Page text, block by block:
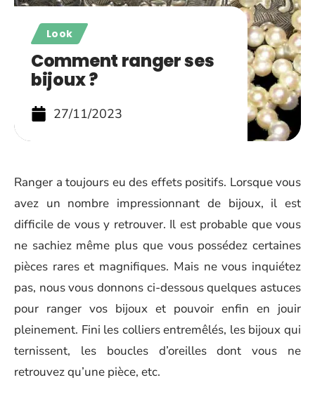
Look
Comment ranger ses
bijoux ?
27/11/2023
Ranger a toujours eu des effets positifs. Lorsque vous
avez un nombre impressionnant de bijoux, il est
difficile de vous y retrouver. Il est probable que vous
ne sachiez même plus que vous possédez certaines
pièces rares et magnifiques. Mais ne vous inquiétez
pas, nous vous donnons ci-dessous quelques astuces
pour ranger vos bijoux et pouvoir enfin en jouir
pleinement. Fini les colliers entremêlés, les bijoux qui
ternissent, les boucles d’oreilles dont vous ne
retrouvez qu’une pièce, etc.